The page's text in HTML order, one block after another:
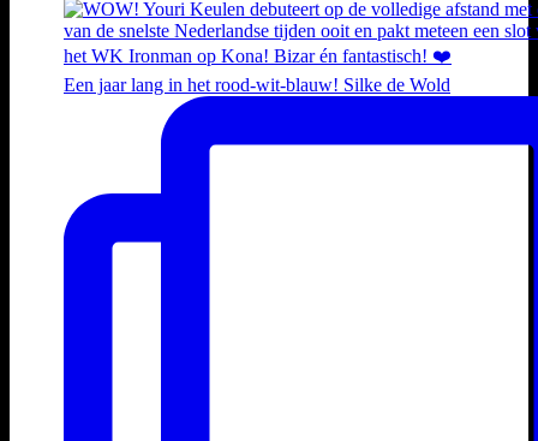
Een jaar lang in het rood-wit-blauw! Silke de Wold